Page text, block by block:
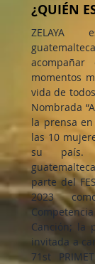
¿QUIÉN
momentos
vida de
Nombrada
la prensa
las 10
su país.
parte del
2023
Canción; la
invitada a
71st